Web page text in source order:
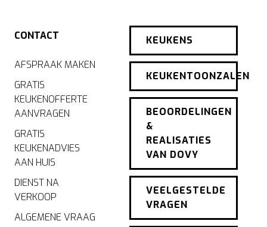
CONTACT
AFSPRAAK MAKEN
GRATIS
KEUKENOFFERTE
AANVRAGEN
GRATIS
KEUKENADVIES
AAN HUIS
DIENST NA
VERKOOP
ALGEMENE VRAAG
KEUKENS
KEUKENTOONZALEN
BEOORDELINGEN
&
REALISATIES
VAN DOVY
VEELGESTELDE
VRAGEN